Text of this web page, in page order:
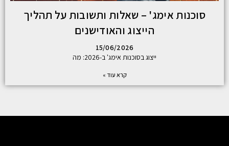
סוכנות אימג' – שאלות ותשובות על תהליך
הייצוג והאודישנים
15/06/2026
ייצוג בסוכנות אימג' ב-2026: מה
קרא עוד »